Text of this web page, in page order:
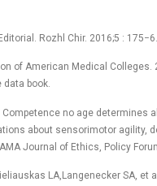
Rozhl Chir. 2016;5 : 175−6.
of American Medical Colleges.
data book.
Competence no age determines
about sensorimotor agility,
Journal of Ethics, Policy
LA,Langenecker SA, et